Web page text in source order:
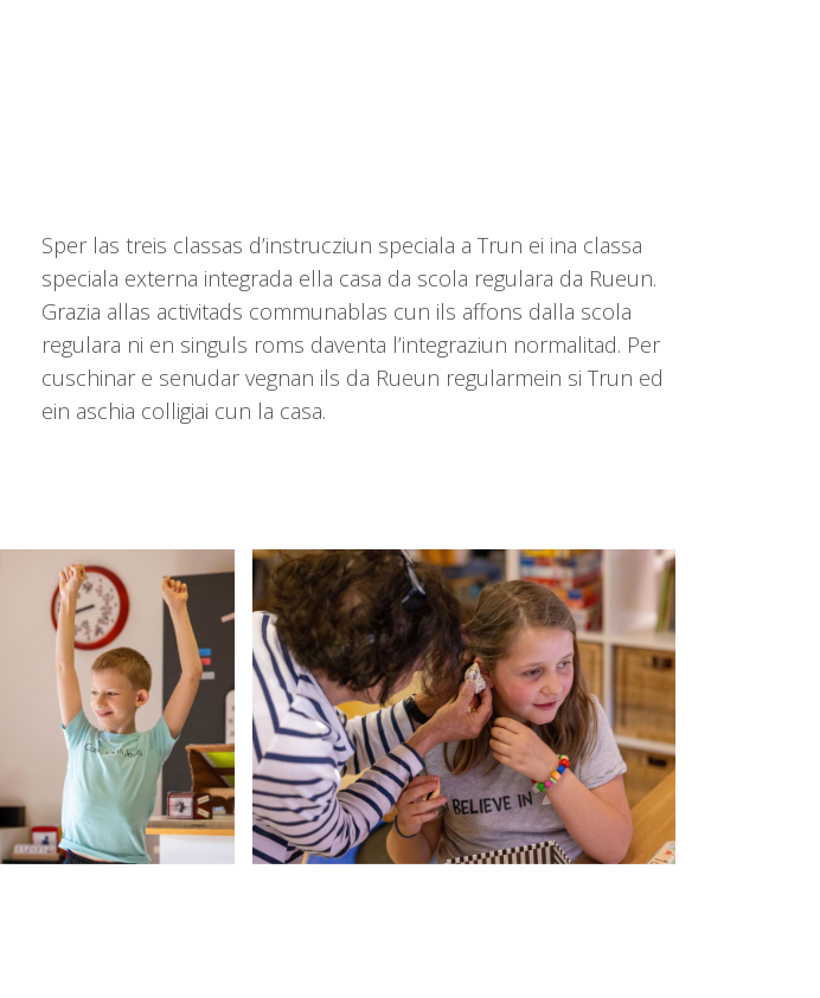
Sper las treis classas d’instrucziun speciala a Trun ei ina classa
speciala externa integrada ella casa da scola regulara da Rueun.
Grazia allas activitads communablas cun ils affons dalla scola
regulara ni en singuls roms daventa l’integraziun normalitad. Per
cuschinar e senudar vegnan ils da Rueun regularmein si Trun ed
ein aschia colligiai cun la casa.